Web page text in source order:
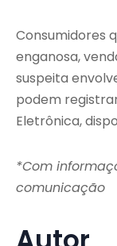
Consumidores
enganosa,
suspeita
podem
Eletrônica,
*Com
comunicação